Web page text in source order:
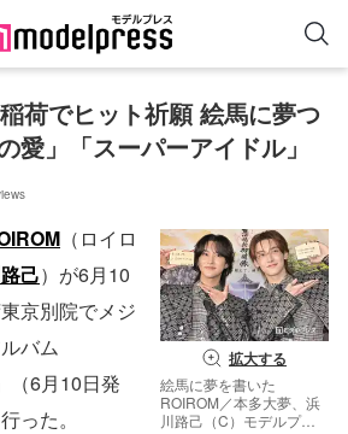
荷でヒット祈願 絵馬に夢つ
愛」「スーパーアイドル」
拡大する
絵馬に夢を書いた
ROIROM／本多大夢、浜
川路己（C）モデルプレ
（ロイロ
己）が6月10
京別院でメジ
バム
（6月10日発
った。